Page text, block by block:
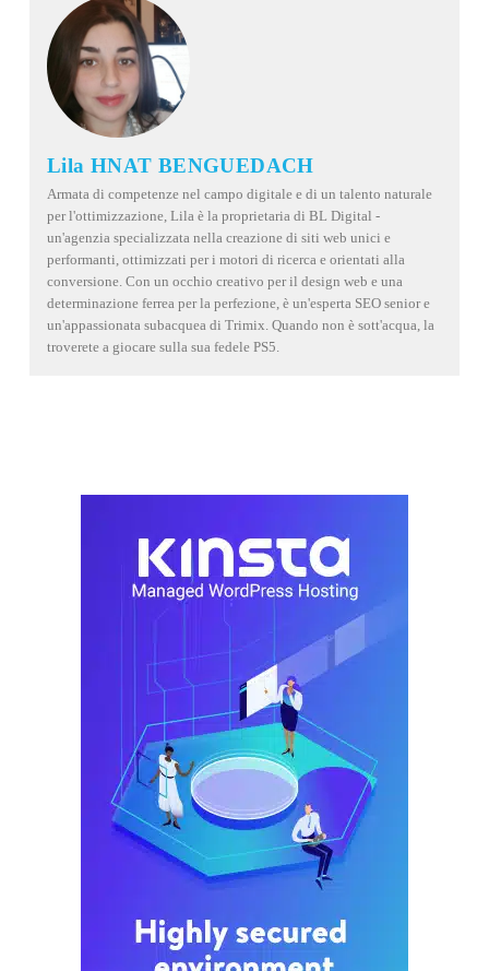
Lila HNAT BENGUEDACH
Armata di competenze nel campo digitale e di un talento naturale
per l'ottimizzazione, Lila è la proprietaria di BL Digital -
un'agenzia specializzata nella creazione di siti web unici e
performanti, ottimizzati per i motori di ricerca e orientati alla
conversione. Con un occhio creativo per il design web e una
determinazione ferrea per la perfezione, è un'esperta SEO senior e
un'appassionata subacquea di Trimix. Quando non è sott'acqua, la
troverete a giocare sulla sua fedele PS5.